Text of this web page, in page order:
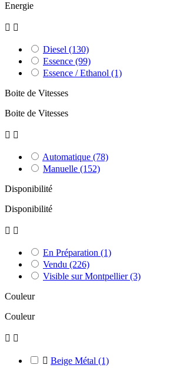
Energie
 
Diesel (130)
Essence (99)
Essence / Ethanol (1)
Boite de Vitesses
Boite de Vitesses
 
Automatique (78)
Manuelle (152)
Disponibilité
Disponibilité
 
En Préparation (1)
Vendu (226)
Visible sur Montpellier(3)
Couleur
Couleur
 
 Beige Métal (1)